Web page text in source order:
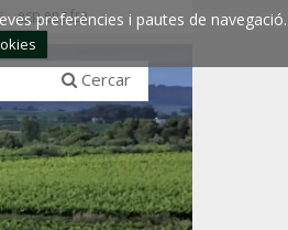
preferències i pautes de navegació.
esp engfra
Cercar